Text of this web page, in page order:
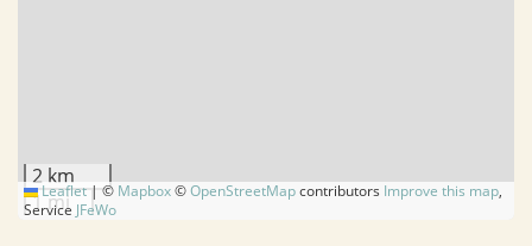
2 km
1 mi
Leaflet|© Mapbox©OpenStreetMapcontributors Improve this map,
Service JFeWo